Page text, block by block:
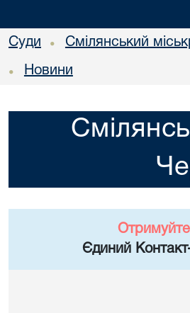
Суди • Смілянський
• Новини
Єдиний